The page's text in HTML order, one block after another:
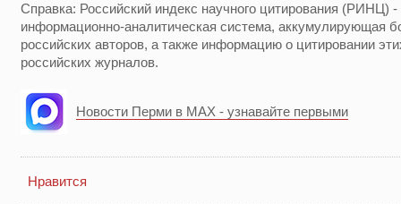
Справка: Российский индекс научного цитирования (РИНЦ) -
информационно-аналитическая система, аккумулирующая
российских авторов, а также информацию о цитировании
российских журналов.
Новости Перми в MAX - узнавайте первыми
Нравится